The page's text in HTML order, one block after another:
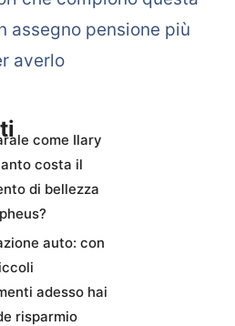
assegno pensione più
averlo
come Ilary
costa il
di bellezza
auto: con
adesso hai
risparmio